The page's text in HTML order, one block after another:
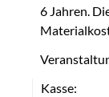
6 Jahren.
Kasse: